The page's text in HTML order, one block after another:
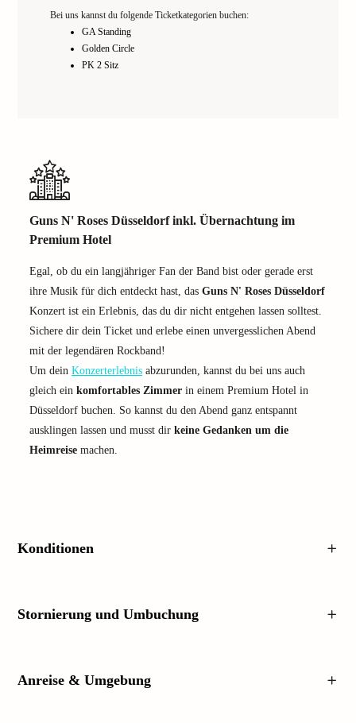
Bei uns kannst du folgende Ticketkategorien buchen:
GA Standing
Golden Circle
PK 2 Sitz
Guns N' Roses Düsseldorf inkl. Übernachtung im
Premium Hotel
Egal, ob du ein langjähriger Fan der Band bist oder gerade erst
ihre Musik für dich entdeckt hast, das Guns N' Roses Düsseldorf
Konzert ist ein Erlebnis, das du dir nicht entgehen lassen solltest.
Sichere dir dein Ticket und erlebe einen unvergesslichen Abend
mit der legendären Rockband!
Um dein Konzerterlebnis abzurunden, kannst du bei uns auch
gleich ein komfortables Zimmer in einem Premium Hotel in
Düsseldorf buchen. So kannst du den Abend ganz entspannt
ausklingen lassen und musst dir keine Gedanken um die
Heimreise machen.
Konditionen
Stornierung und Umbuchung
Anreise & Umgebung